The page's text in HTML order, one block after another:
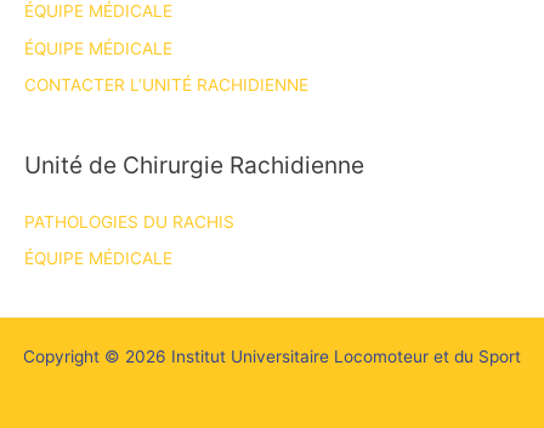
ÉQUIPE MÉDICALE
ÉQUIPE MÉDICALE
CONTACTER L’UNITÉ RACHIDIENNE
Unité de Chirurgie Rachidienne
PATHOLOGIES DU RACHIS
ÉQUIPE MÉDICALE
Copyright © 2026 Institut Universitaire Locomoteur et du Sport